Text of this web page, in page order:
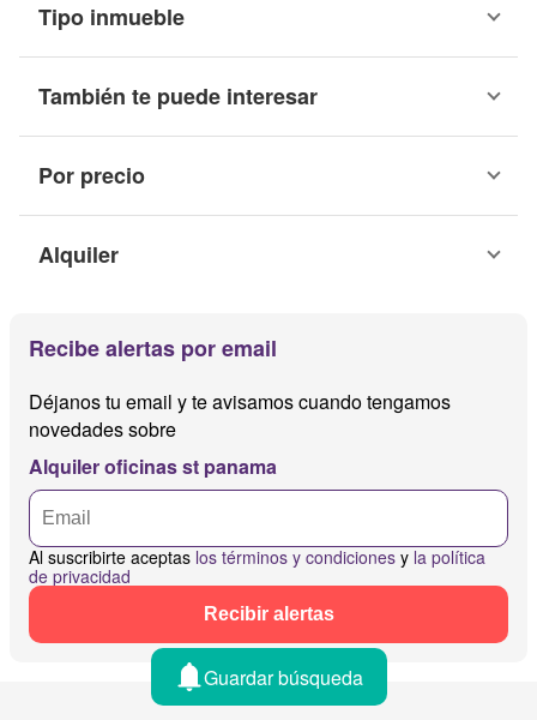
Tipo inmueble
También te puede interesar
Por precio
Alquiler
Recibe alertas por email
Déjanos tu email y te avisamos cuando tengamos
novedades sobre
Alquiler oficinas st panama
Al suscribirte aceptas los términos y condiciones y la política
de privacidad
Recibir alertas
Guardar búsqueda